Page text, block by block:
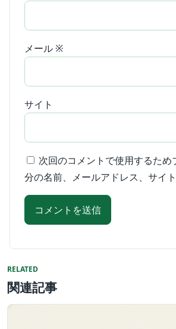
メール ※
サイト
次回のコメントで使用するため
分の名前、メールアドレス、サイト
RELATED
関連記事